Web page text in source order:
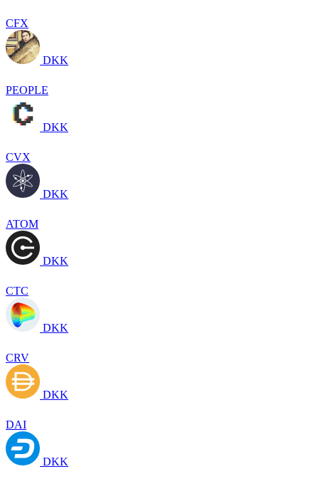
CFX
DKK
PEOPLE
DKK
CVX
DKK
ATOM
DKK
CTC
DKK
CRV
DKK
DAI
DKK